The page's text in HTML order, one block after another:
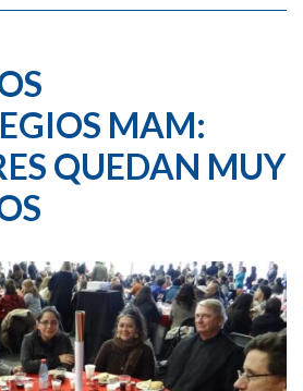
MAM:
QUEDAN MUY